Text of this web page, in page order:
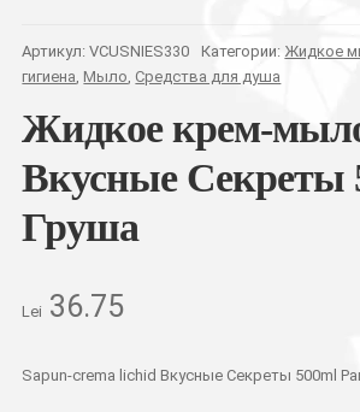
Артикул:VCUSNIES330 Категории: Жидкое
гигиена, Мыло, Средства для душа
Жидкое крем-
Вкусные Секреты
Груша
Lei 36.75
Sapun-crema lichid Вкусные Секреты 500ml